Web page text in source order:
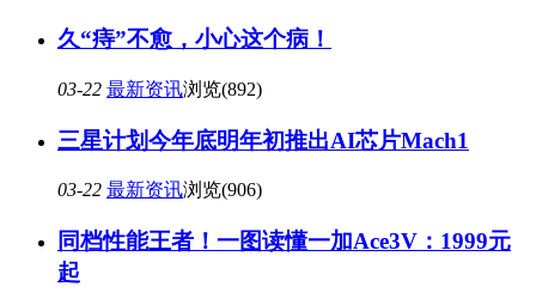
久“痔”不愈，小心这个病！
03-22 最新资讯浏览(892)
三星计划今年底明年初推出AI芯片Mach1
03-22 最新资讯浏览(906)
同档性能王者！一图读懂一加Ace3V：1999元
起